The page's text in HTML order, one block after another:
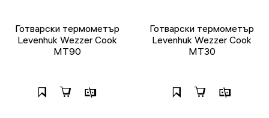
Готварски термометър
Levenhuk Wezzer Cook
MT90
Готварски термометър
Levenhuk Wezzer Cook
MT30